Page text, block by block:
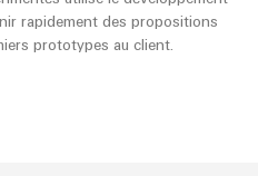
rapidement des propositions
prototypes au client.